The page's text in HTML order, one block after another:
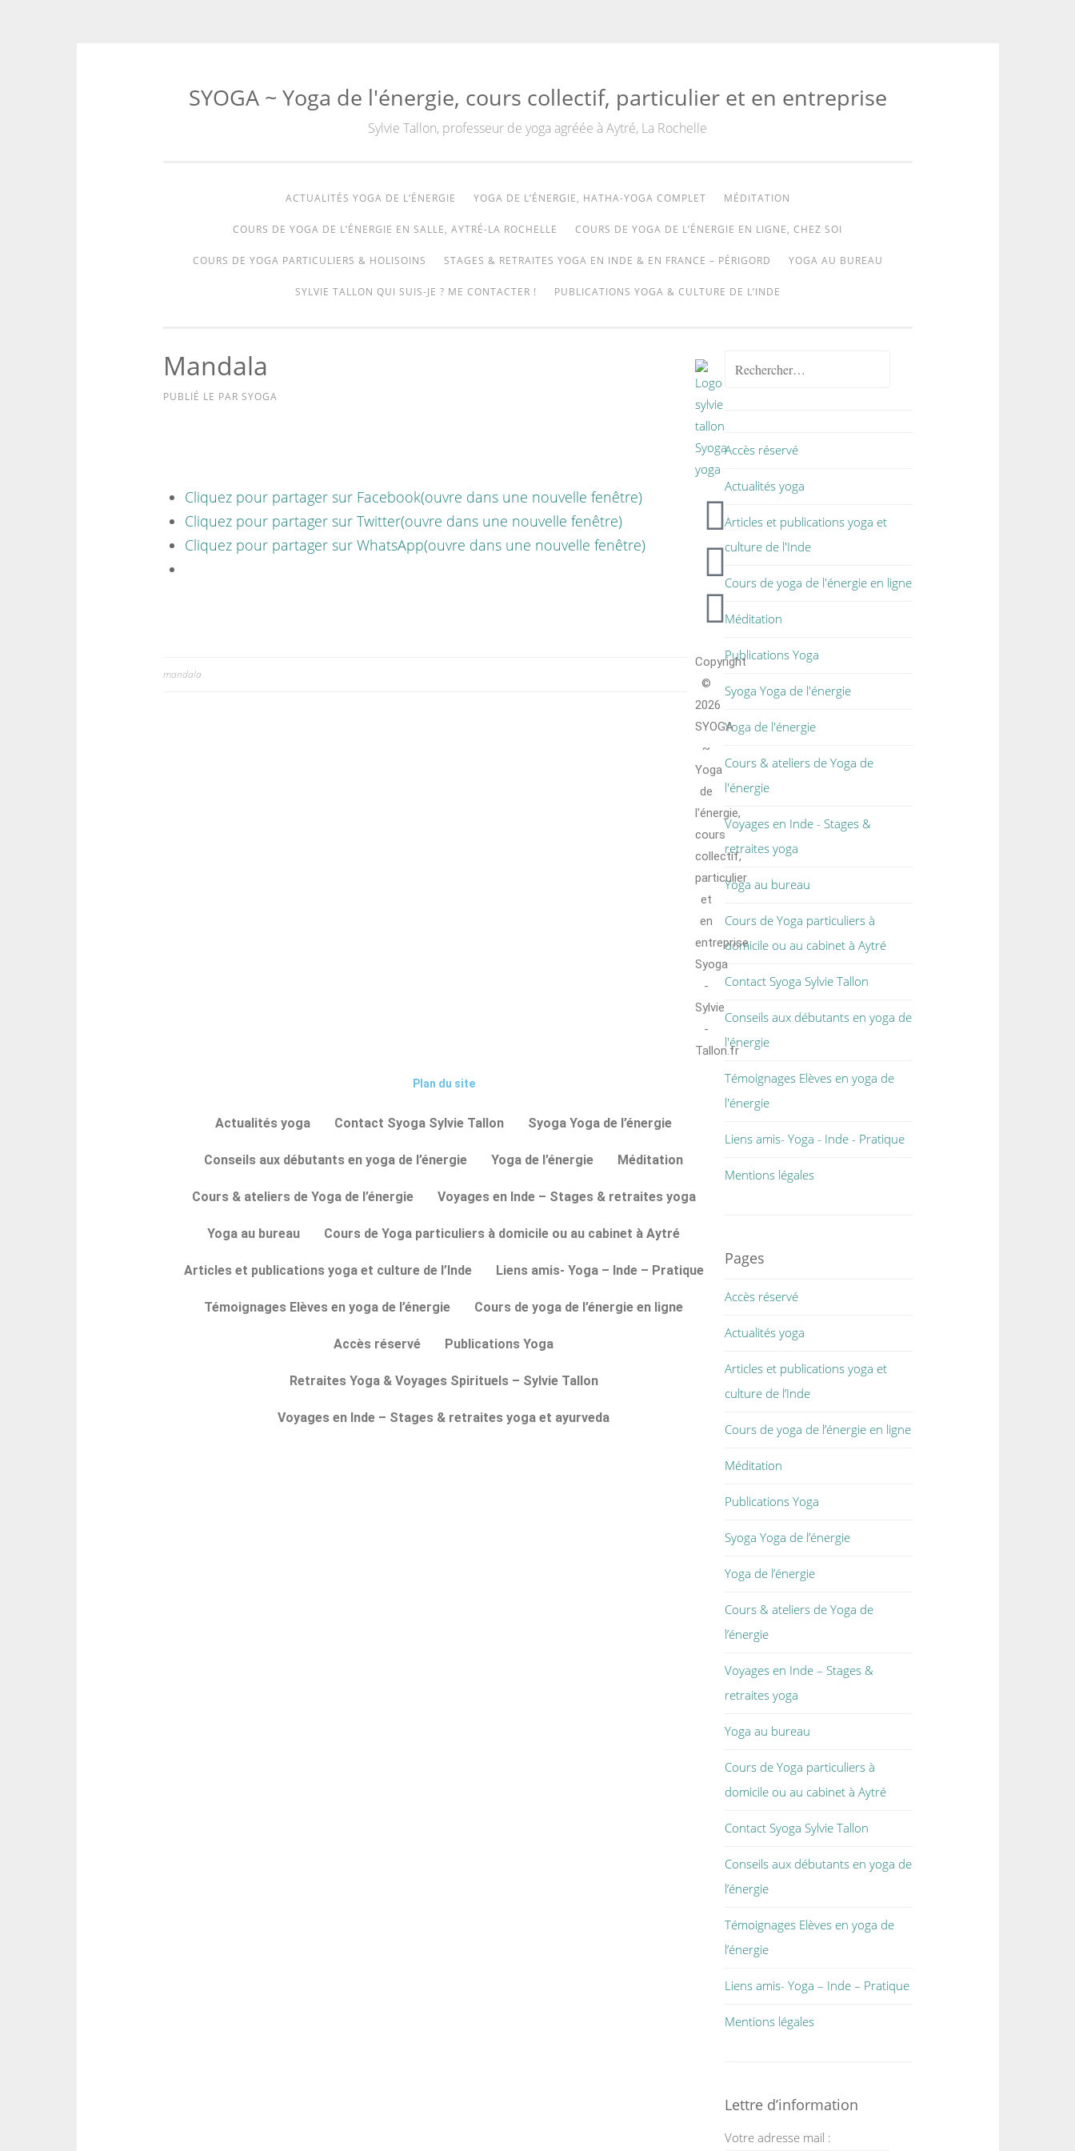
SYOGA ~ Yoga de l'énergie, cours collectif, particulier et en entreprise
Sylvie Tallon, professeur de yoga agréée à Aytré, La Rochelle
ACTUALITÉS YOGA DE L’ÉNERGIE YOGA DE L’ÉNERGIE, HATHA-YOGA COMPLET MÉDITATION
COURS DE YOGA DE L’ÉNERGIE EN SALLE, AYTRÉ-LA ROCHELLE COURS DE YOGA DE L’ÉNERGIE EN LIGNE, CHEZ SOI
COURS DE YOGA PARTICULIERS & HOLISOINS STAGES & RETRAITES YOGA EN INDE & EN FRANCE – PÉRIGORD YOGA AU BUREAU
SYLVIE TALLON QUI SUIS-JE ? ME CONTACTER ! PUBLICATIONS YOGA & CULTURE DE L’INDE
Mandala
PUBLIÉ LE PAR SYOGA
Cliquez pour partager sur Facebook(ouvre dans une nouvelle fenêtre)
Cliquez pour partager sur Twitter(ouvre dans une nouvelle fenêtre)
Cliquez pour partager sur WhatsApp(ouvre dans une nouvelle fenêtre)
mandala
Accès réservé
Actualités yoga
Articles et publications yoga et
culture de l'Inde
Cours de yoga de l'énergie en ligne
Méditation
Publications Yoga
Syoga Yoga de l'énergie
Yoga de l'énergie
Cours & ateliers de Yoga de
l'énergie
Voyages en Inde - Stages &
retraites yoga
Yoga au bureau
Cours de Yoga particuliers à
domicile ou au cabinet à Aytré
Contact Syoga Sylvie Tallon
Conseils aux débutants en yoga de
l'énergie
Témoignages Elèves en yoga de
l'énergie
Liens amis- Yoga - Inde - Pratique
Mentions légales
Pages
Accès réservé
Actualités yoga
Articles et publications yoga et
culture de l’Inde
Cours de yoga de l’énergie en ligne
Méditation
Publications Yoga
Syoga Yoga de l’énergie
Yoga de l’énergie
Cours & ateliers de Yoga de
l’énergie
Voyages en Inde – Stages &
retraites yoga
Yoga au bureau
Cours de Yoga particuliers à
domicile ou au cabinet à Aytré
Contact Syoga Sylvie Tallon
Conseils aux débutants en yoga de
l’énergie
Témoignages Elèves en yoga de
l’énergie
Liens amis- Yoga – Inde – Pratique
Mentions légales
Lettre d’information
Votre adresse mail :
Copyright
©
2026
SYOGA
~
Yoga
de
l'énergie,
cours
collectif,
particulier
et
en
entreprise
Syoga
-
Sylvie
-
Tallon.fr
Plan du site
Actualités yoga Contact Syoga Sylvie Tallon Syoga Yoga de l’énergie
Conseils aux débutants en yoga de l’énergie Yoga de l’énergie Méditation
Cours & ateliers de Yoga de l’énergie Voyages en Inde – Stages & retraites yoga
Yoga au bureau Cours de Yoga particuliers à domicile ou au cabinet à Aytré
Articles et publications yoga et culture de l’Inde Liens amis- Yoga – Inde – Pratique
Témoignages Elèves en yoga de l’énergie Cours de yoga de l’énergie en ligne
Accès réservé Publications Yoga
Retraites Yoga & Voyages Spirituels – Sylvie Tallon
Voyages en Inde – Stages & retraites yoga et ayurveda